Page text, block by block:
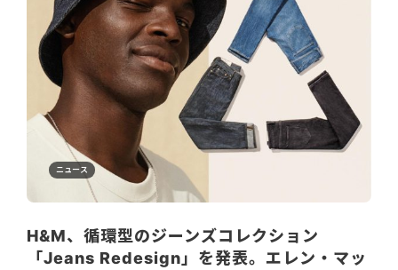
ニュース
H&M、循環型のジーンズコレクション
「Jeans Redesign」を発表。エレン・マッ